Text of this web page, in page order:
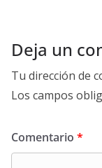
Deja un
Tu dirección de
Los campos
Comentario *